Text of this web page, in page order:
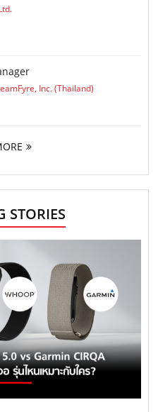
Inc. (Thailand)
STORIES